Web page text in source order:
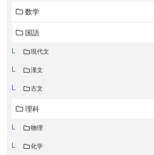
数学
国語
現代文
漢文
古文
理科
物理
化学